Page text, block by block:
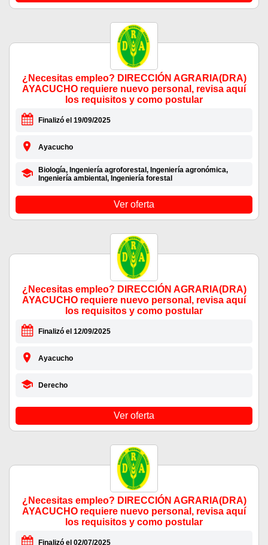
¿Necesitas empleo? DIRECCIÓN AGRARIA(DRA)
AYACUCHO requiere nuevo personal, revisa aquí
los requisitos y como postular
Finalizó el 19/09/2025
Ayacucho
Biología, Ingeniería agroforestal, Ingeniería agronómica,
Ingeniería ambiental, Ingeniería forestal
Ver oferta
¿Necesitas empleo? DIRECCIÓN AGRARIA(DRA)
AYACUCHO requiere nuevo personal, revisa aquí
los requisitos y como postular
Finalizó el 12/09/2025
Ayacucho
Derecho
Ver oferta
¿Necesitas empleo? DIRECCIÓN AGRARIA(DRA)
AYACUCHO requiere nuevo personal, revisa aquí
los requisitos y como postular
Finalizó el 02/07/2025